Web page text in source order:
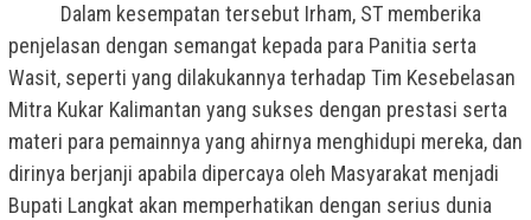
Dalam kesempatan tersebut Irham, ST memberika
penjelasan dengan semangat kepada para Panitia serta
Wasit, seperti yang dilakukannya terhadap Tim Kesebelasan
Mitra Kukar Kalimantan yang sukses dengan prestasi serta
materi para pemainnya yang ahirnya menghidupi mereka, dan
dirinya berjanji apabila dipercaya oleh Masyarakat menjadi
Bupati Langkat akan memperhatikan dengan serius dunia